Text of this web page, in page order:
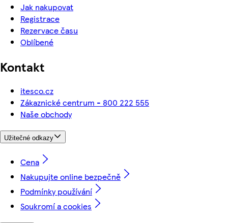
Jak nakupovat
Registrace
Rezervace času
Oblíbené
Kontakt
itesco.cz
Zákaznické centrum - 800 222 555
Naše obchody
Užitečné odkazy
Cena
Nakupujte online bezpečně
Podmínky používání
Soukromí a cookies